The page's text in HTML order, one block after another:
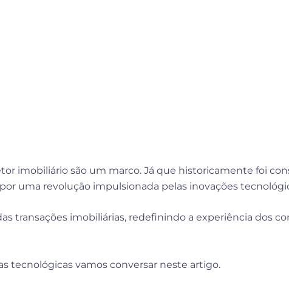
imobiliário são um marco. Já que historicamente foi
uma revolução impulsionada pelas inovações
transações imobiliárias, redefinindo a experiência dos
tecnológicas vamos conversar neste artigo.